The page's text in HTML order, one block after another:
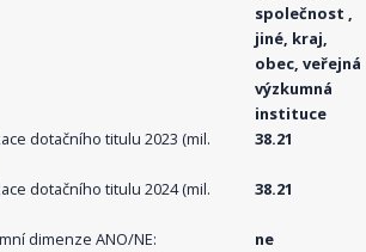
společnost ,
jiné, kraj,
obec, veřejná
výzkumná
instituce
dotačního titulu 2023 (mil.
38.21
dotačního titulu 2024 (mil.
38.21
dimenze ANO/NE:
ne